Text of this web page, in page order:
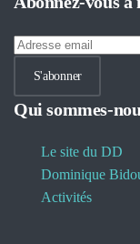
S'abonner
Qui sommes-
Le site du DD
Dominique
Activités